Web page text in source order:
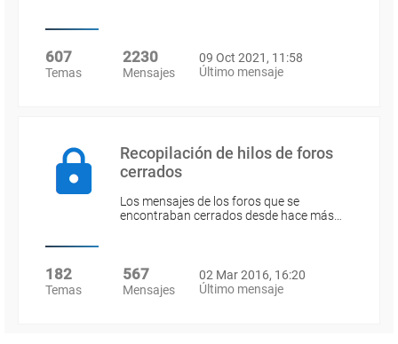
607
Temas
2230
Mensajes
09 Oct 2021, 11:58
Último mensaje
Recopilación de hilos de foros
cerrados
Los mensajes de los foros que se
encontraban cerrados desde hace más…
182
Temas
567
Mensajes
02 Mar 2016, 16:20
Último mensaje